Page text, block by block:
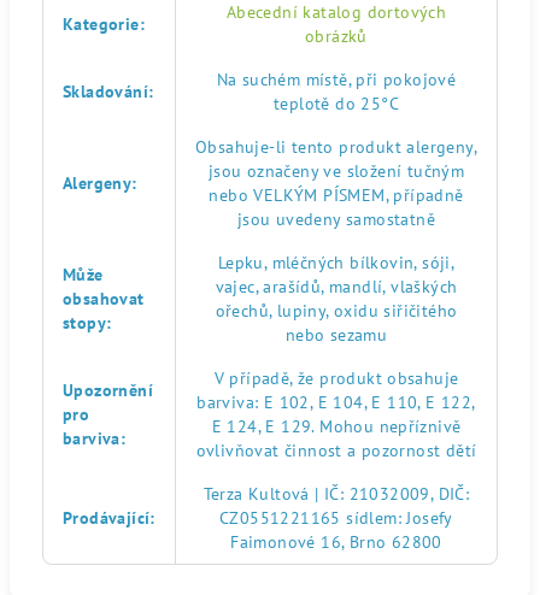
Kategorie:
Abecední katalog dortových
obrázků
Skladování:
Na suchém místě, při pokojové
teplotě do 25°C
Alergeny:
Obsahuje-li tento produkt alergeny,
jsou označeny ve složení tučným
nebo VELKÝM PÍSMEM, případně
jsou uvedeny samostatně
Může
obsahovat
stopy:
Lepku, mléčných bílkovin, sóji,
vajec, arašídů, mandlí, vlaškých
ořechů, lupiny, oxidu siřičitého
nebo sezamu
Upozornění
pro
barviva:
V případě, že produkt obsahuje
barviva: E 102, E 104, E 110, E 122,
E 124, E 129. Mohou nepříznivě
ovlivňovat činnost a pozornost dětí
Prodávající:
Terza Kultová | IČ: 21032009, DIČ:
CZ0551221165 sídlem: Josefy
Faimonové 16, Brno 62800